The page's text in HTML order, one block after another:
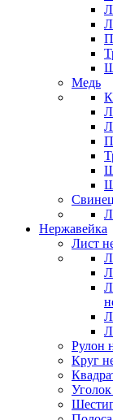
Медь
Свинец
Нержавейка
Лист
Рулон
Круг